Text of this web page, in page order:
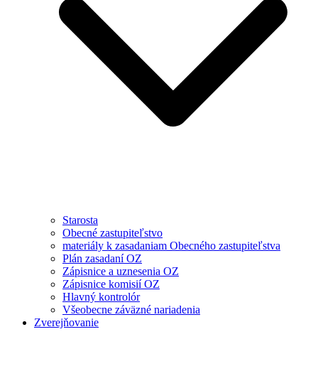
Starosta
Obecné zastupiteľstvo
materiály k zasadaniam Obecného zastupiteľstva
Plán zasadaní OZ
Zápisnice a uznesenia OZ
Zápisnice komisií OZ
Hlavný kontrolór
Všeobecne záväzné nariadenia
Zverejňovanie